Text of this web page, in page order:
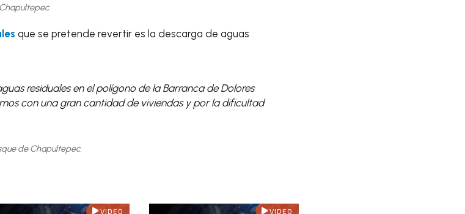
que se pretende revertir es la descarga de aguas
residuales en el polígono de la Barranca de Dolores
con una gran cantidad de viviendas y por la dificultad
de Chapultepec.
VIDEO VIDEO